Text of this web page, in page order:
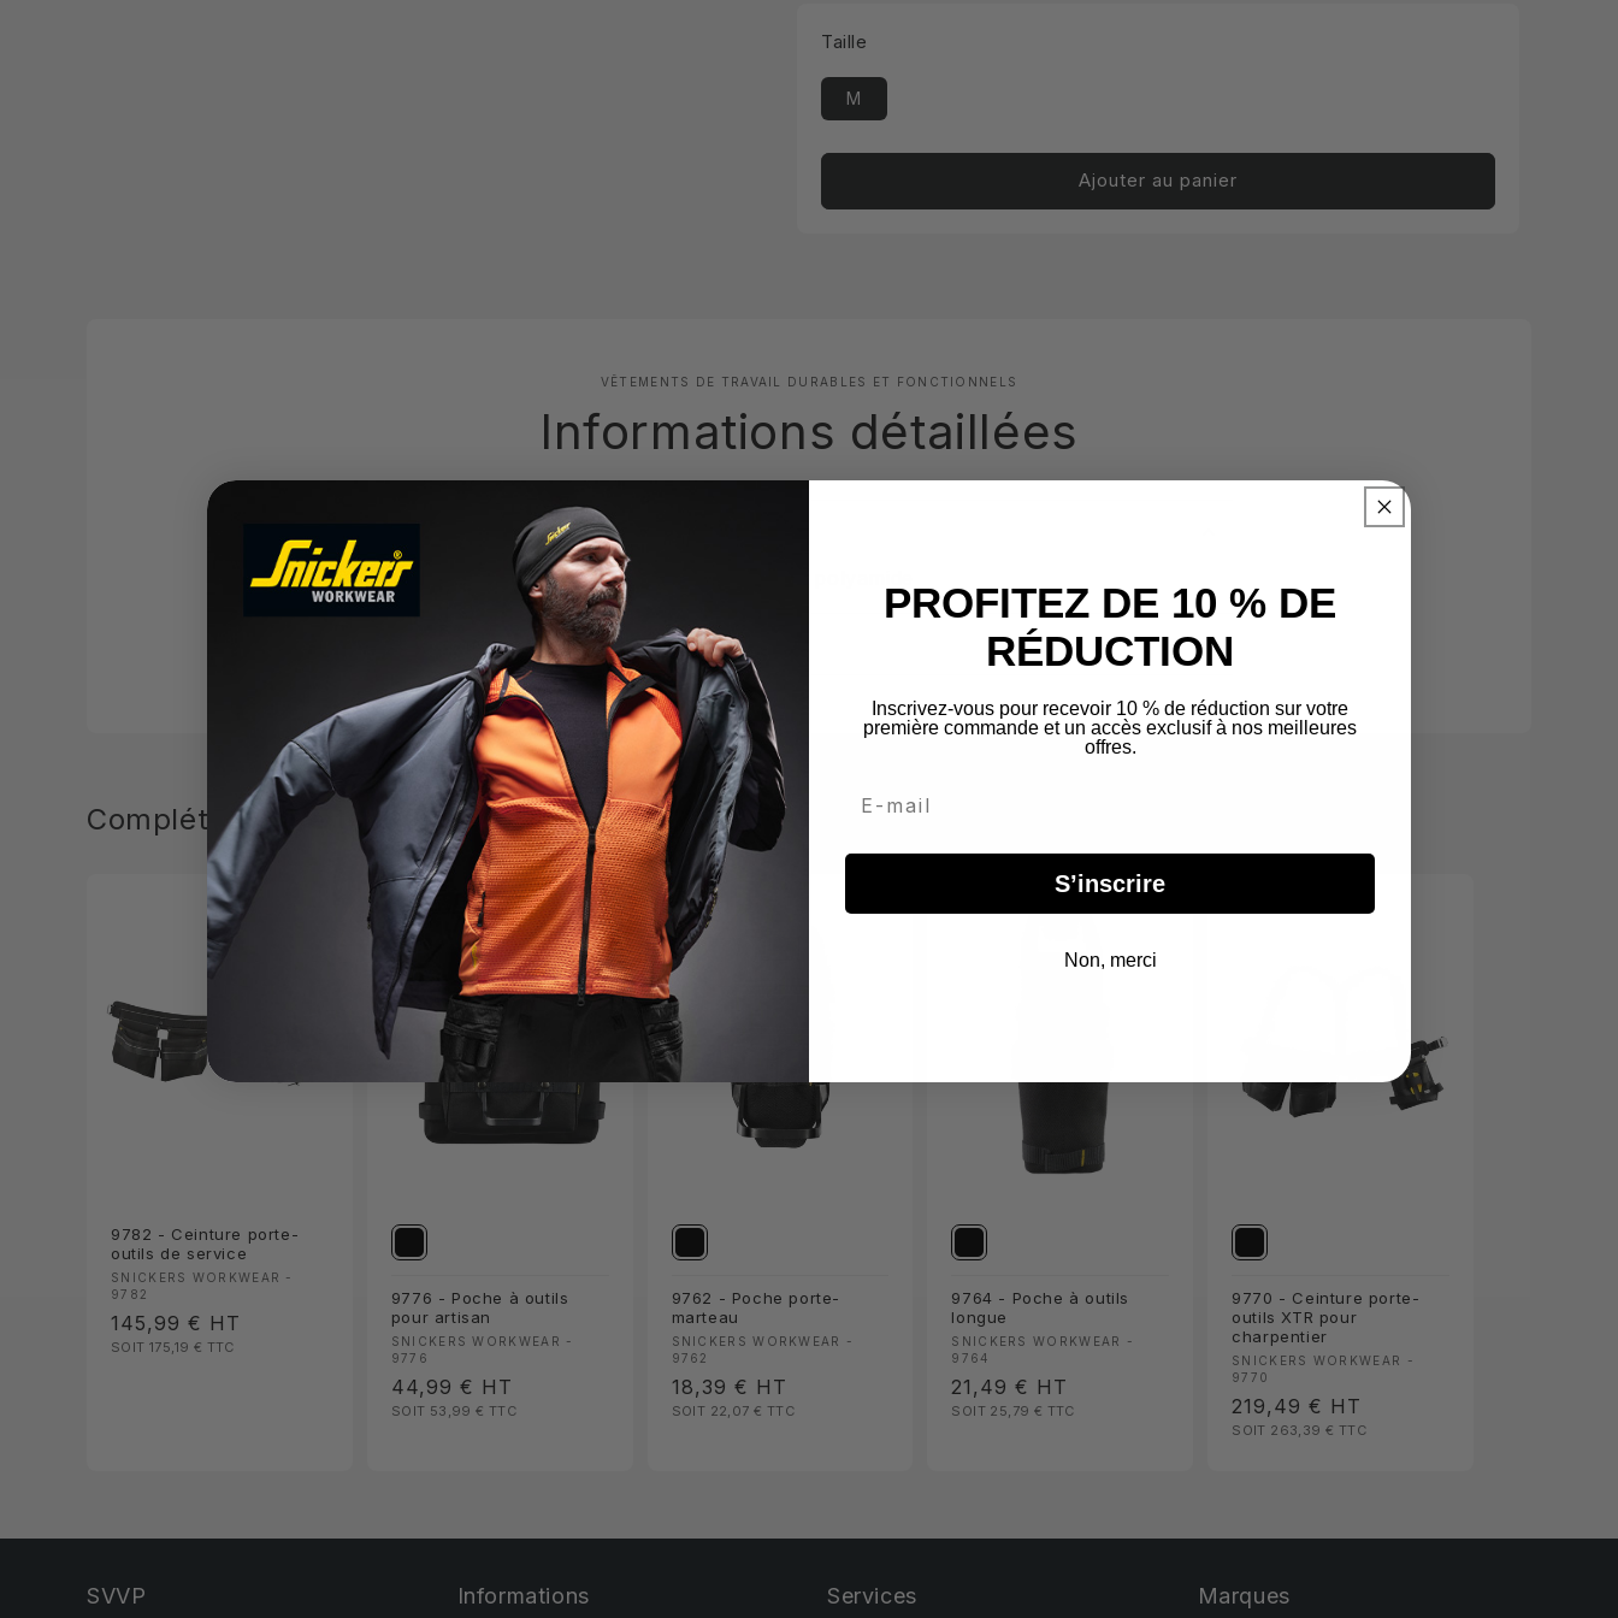
Taille
M
Ajouter au panier
VÊTEMENTS DE TRAVAIL DURABLES ET FONCTIONNELS
Informations détaillées
Ceinture en 100% nylon, poches en 100% polyamide
Fonctions
Complétez votre tenue
9782 - Ceinture porte-
outils de service
Fournisseur :
SNICKERS WORKWEAR -
9782
Prix
habituel
145,99 € HT
SOIT 175,19 € TTC
9776 - Poche à outils
pour artisan
Fournisseur :
SNICKERS WORKWEAR -
9776
Prix
habituel
44,99 € HT
SOIT 53,99 € TTC
9762 - Poche porte-
marteau
Fournisseur :
SNICKERS WORKWEAR -
9762
Prix
habituel
18,39 € HT
SOIT 22,07 € TTC
9764 - Poche à outils
longue
Fournisseur :
SNICKERS WORKWEAR -
9764
Prix
habituel
21,49 € HT
SOIT 25,79 € TTC
9770 - Ceinture porte-
outils XTR pour
charpentier
Fournisseur :
SNICKERS WORKWEAR -
9770
Prix
habituel
219,49 € HT
SOIT 263,39 € TTC
SVVP Informations Services Marques
PROFITEZ DE 10 % DE
RÉDUCTION
Inscrivez-vous pour recevoir 10 % de réduction sur votre
première commande et un accès exclusif à nos meilleures
offres.
Email
S’inscrire
Non, merci